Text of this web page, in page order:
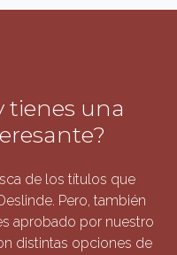
tienes una
de los títulos que
Pero, también
aprobado por nuestro
distintas opciones de